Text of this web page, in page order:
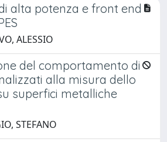
alta potenza e front end
ALESSIO
del comportamento di
alla misura dello
superfici metalliche
STEFANO